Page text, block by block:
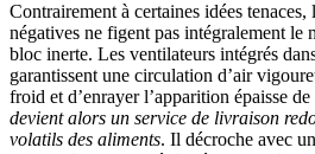
Contrairement à certaines idées tenaces,
négatives ne figent pas intégralement le
bloc inerte. Les ventilateurs intégrés
garantissent une circulation d’air
froid et d’enrayer l’apparition épaisse
devient alors un service de livraison
volatils des aliments. Il décroche avec